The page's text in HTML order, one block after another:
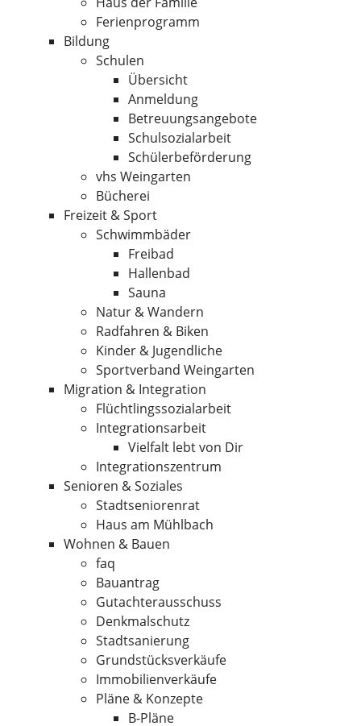
Ferienprogramm
Bildung
Schulen
Übersicht
Anmeldung
Betreuungsangebote
Schulsozialarbeit
Schülerbeförderung
vhs Weingarten
Bücherei
Freizeit & Sport
Schwimmbäder
Freibad
Hallenbad
Sauna
Natur & Wandern
Radfahren & Biken
Kinder & Jugendliche
Sportverband Weingarten
Migration & Integration
Flüchtlingssozialarbeit
Integrationsarbeit
Vielfalt lebt von Dir
Integrationszentrum
Senioren & Soziales
Stadtseniorenrat
Haus am Mühlbach
Wohnen & Bauen
faq
Bauantrag
Gutachterausschuss
Denkmalschutz
Stadtsanierung
Grundstücksverkäufe
Immobilienverkäufe
Pläne & Konzepte
B-Pläne